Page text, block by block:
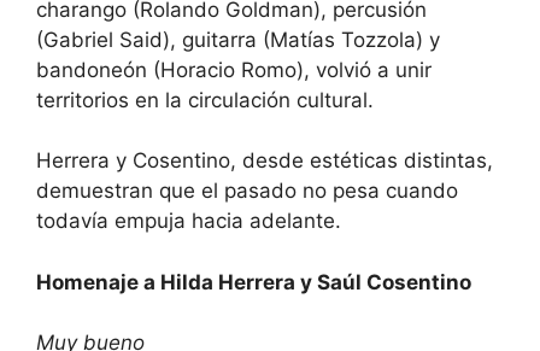
charango (Rolando Goldman), percusión
(Gabriel Said), guitarra (Matías Tozzola) y
bandoneón (Horacio Romo), volvió a unir
territorios en la circulación cultural.
Herrera y Cosentino, desde estéticas distintas,
demuestran que el pasado no pesa cuando
todavía empuja hacia adelante.
Homenaje a Hilda Herrera y Saúl Cosentino
Muy bueno